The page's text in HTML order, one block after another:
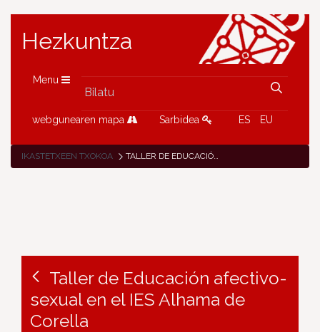
Hezkuntza
Menu
webgunearen mapa Sarbidea ES EU
IKASTETXEEN TXOKOA TALLER DE EDUCACIÓN AFECTIVO-SEXUAL EN EL IES ALHAMA DE CORELLA
Taller de Educación afectivo-
sexual en el IES Alhama de
Corella